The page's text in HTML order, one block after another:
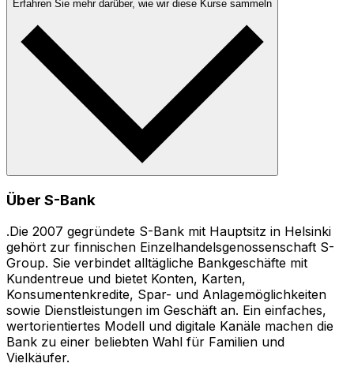
Erfahren Sie mehr darüber, wie wir diese Kurse sammeln
Über S-Bank
.Die 2007 gegründete S-Bank mit Hauptsitz in Helsinki
gehört zur finnischen Einzelhandelsgenossenschaft S-
Group. Sie verbindet alltägliche Bankgeschäfte mit
Kundentreue und bietet Konten, Karten,
Konsumentenkredite, Spar- und Anlagemöglichkeiten
sowie Dienstleistungen im Geschäft an. Ein einfaches,
wertorientiertes Modell und digitale Kanäle machen die
Bank zu einer beliebten Wahl für Familien und
Vielkäufer.